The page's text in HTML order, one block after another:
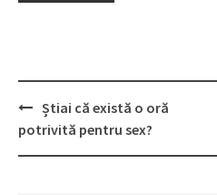
Post
navigation
Știai că există o oră
potrivită pentru sex?